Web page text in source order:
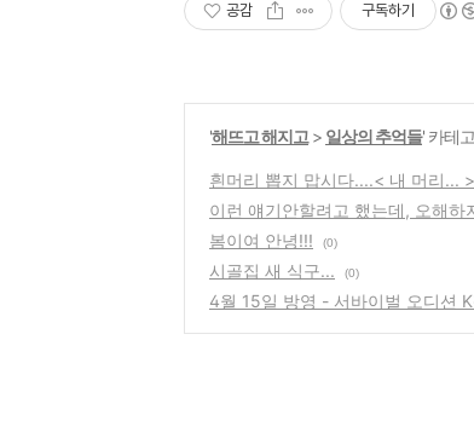
공감 구독하기
'해뜨고 해지고 > 일상의 추억들' 카테
흰머리 뽑지 맙시다....< 내 머리... >
이런 얘기안할려고 했는데, 오해하
봄이여 안녕!!! (0)
시골집 새 식구... (0)
4월 15일 방영 - 서바이벌 오디션